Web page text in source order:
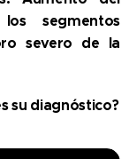
segmentos
severo de la
su diagnóstico?